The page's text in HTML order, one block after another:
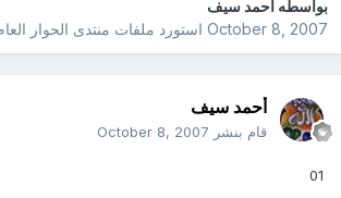
بواسطهأحمد سيف
October 8, 2007استورد ملفات منتدى الحوار العام
أحمد سيف
قام بنشر October 8, 2007
01